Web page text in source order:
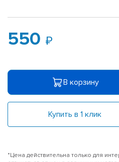
550
В корзину
Купить в 1 клик
*Цена действительна только для